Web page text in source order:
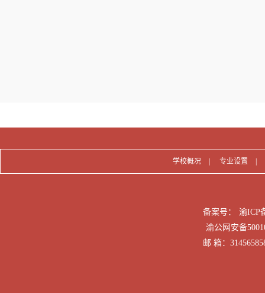
学校概况 专业设置
备案号：
渝ICP
渝公网安备
邮 箱：